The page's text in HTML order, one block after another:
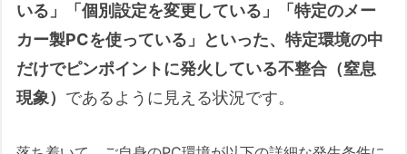
3-2. 起動後に発生した不具合
（VM 内のインターネット接続
が消失）
3-3. 今月のパッチ内容との関連
3-4. 同様の報告の有無（国内外
いる」「個別設定を変更している」「特定のメー
カー製PCを使っている」といった、特定環境の中
だけでピンポイントに発火している不整合（窒息
現象） であるように見える状況です。